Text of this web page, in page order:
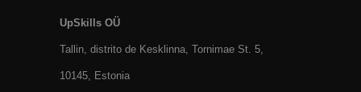
UpSkills OÜ
Tallin, distrito de Kesklinna, Tornimаe St. 5,
10145, Estonia